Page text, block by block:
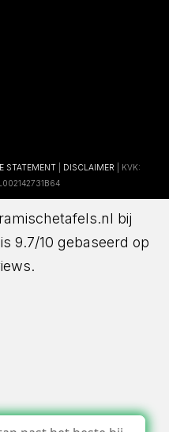
STATEMENT DISCLAIMER | KVK:
bij
is 9.7/10 gebaseerd op